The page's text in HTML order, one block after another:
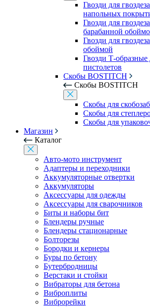
Гвозди для
напольных
Гвозди для
барабанной
Гвозди для
обоймой
Гвозди Т-образные
пистолетов
Скобы BOSTITCH
Скобы BOSTITCH
Скобы для
Скобы для
Скобы для
Магазин
Каталог
Авто-мото инструмент
Адаптеры и переходники
Аккумуляторные отвертки
Аккумуляторы
Аксессуары для одежды
Аксессуары для сварочников
Биты и наборы бит
Блендеры ручные
Блендеры стационарные
Болторезы
Бородки и кернеры
Буры по бетону
Бутербродницы
Верстаки и стойки
Вибраторы для бетона
Виброплиты
Виброрейки